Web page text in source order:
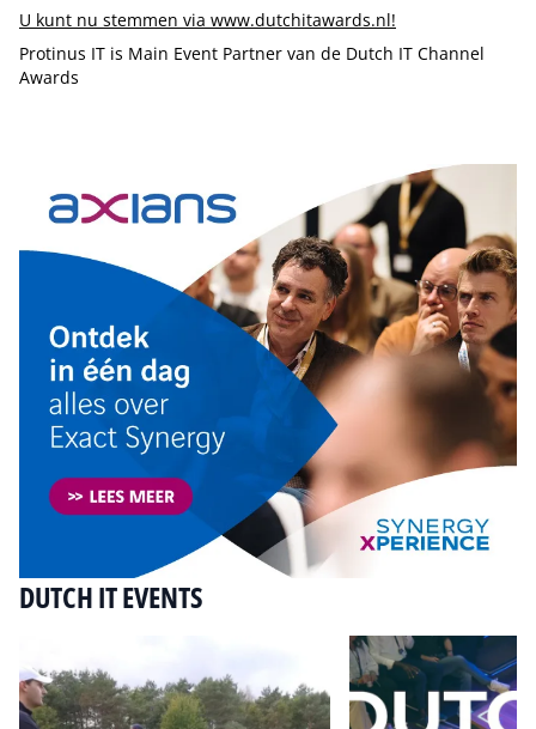
U kunt nu stemmen via www.dutchitawards.nl!
Protinus IT is Main Event Partner van de Dutch IT Channel
Awards
DUTCH IT EVENTS